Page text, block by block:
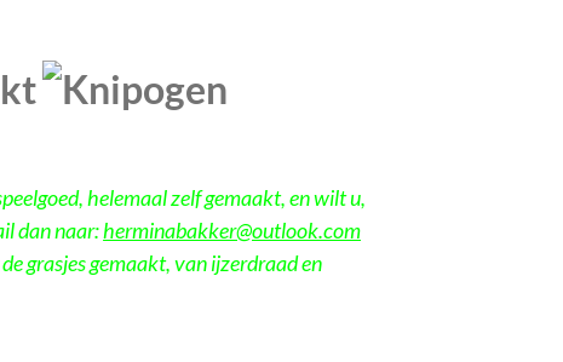
helemaal zelf gemaakt, en wilt u,
dan naar:herminabakker@outlook.com
grasjes gemaakt, van ijzerdraad en